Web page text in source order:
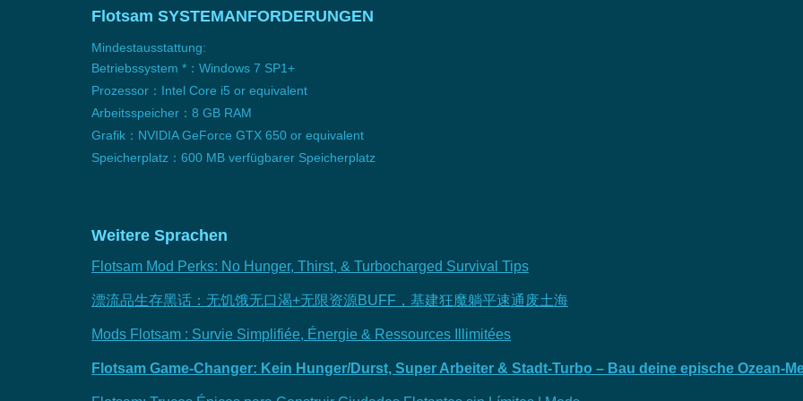
Flotsam SYSTEMANFORDERUNGEN
Mindestausstattung:
Betriebssystem *：Windows 7 SP1+
Prozessor：Intel Core i5 or equivalent
Arbeitsspeicher：8 GB RAM
Grafik：NVIDIA GeForce GTX 650 or equivalent
Speicherplatz：600 MB verfügbarer Speicherplatz
Weitere Sprachen
Flotsam Mod Perks: No Hunger, Thirst, & Turbocharged Survival Tips
漂流品生存黑话：无饥饿无口渴+无限资源BUFF，基建狂魔躺平速通废土海
Mods Flotsam : Survie Simplifiée, Énergie & Ressources Illimitées
Flotsam Game-Changer: Kein Hunger/Durst, Super Arbeiter & Stadt-Turbo – Bau deine epische Ozean-